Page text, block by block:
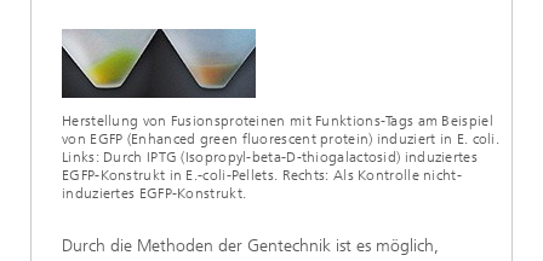
Herstellung von Fusionsproteinen mit Funktions-Tags am Beispiel
von EGFP (Enhanced green fluorescent protein) induziert in E. coli.
Links: Durch IPTG (Isopropyl-beta-D-thiogalactosid) induziertes
EGFP-Konstrukt in E.-coli-Pellets. Rechts: Als Kontrolle nicht-
induziertes EGFP-Konstrukt.
Durch die Methoden der Gentechnik ist es möglich,